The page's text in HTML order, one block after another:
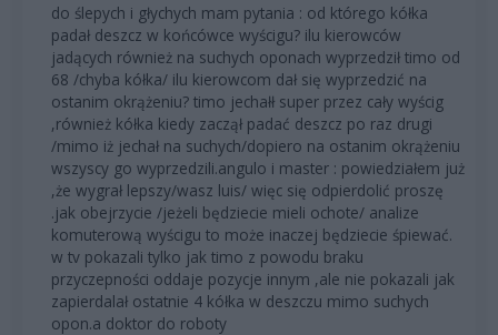
do ślepych i głychych mam pytania : od którego kółka
padał deszcz w końcówce wyścigu? ilu kierowców
jadących również na suchych oponach wyprzedził timo od
68 /chyba kółka/ ilu kierowcom dał się wyprzedzić na
ostanim okrążeniu? timo jechałł super przez cały wyścig
,również kółka kiedy zaczął padać deszcz po raz drugi
/mimo iż jechał na suchych/dopiero na ostanim okrążeniu
wszyscy go wyprzedzili.angulo i master : powiedziałem już
,że wygrał lepszy/wasz luis/ więc się odpierdolić proszę
.jak obejrzycie /jeżeli będziecie mieli ochote/ analize
komuterową wyścigu to może inaczej będziecie śpiewać.
w tv pokazali tylko jak timo z powodu braku
przyczepności oddaje pozycje innym ,ale nie pokazali jak
zapierdalał ostatnie 4 kółka w deszczu mimo suchych
opon.a doktor do roboty